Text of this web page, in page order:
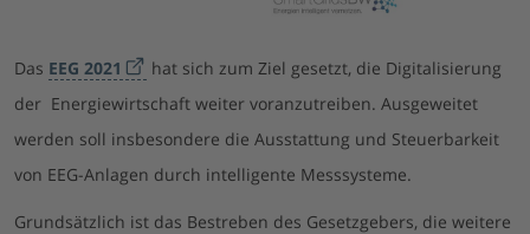
Das EEG 2021
hat sich zum Ziel gesetzt, die Digitalisierung
der Energiewirtschaft weiter voranzutreiben. Ausgeweitet
werden soll insbesondere die Ausstattung und Steuerbarkeit
von EEG-Anlagen durch intelligente Messsysteme.
Grundsätzlich ist das Bestreben des Gesetzgebers, die weitere